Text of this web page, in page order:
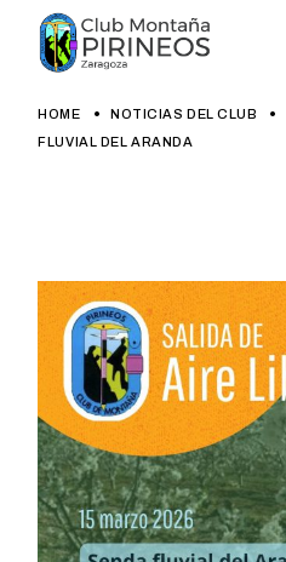
content
HOME NOTICIAS DEL CLUB
FLUVIAL DEL ARANDA